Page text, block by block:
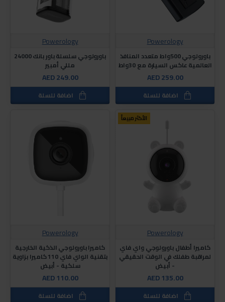
Powerology
باورولوجي 500واط متعدد المنافذ
العالمية عاكس السيارة مع 30واط
AED 259.00
اضافة للسلة
Powerology
باورولوجي سلسلة باور بانك 24000
مللي أمبير
AED 249.00
اضافة للسلة
الأكثر مبيعاً
Powerology
كاميرا أطفال باورولوجي واي فاي
لمراقبة طفلك في الوقت الحقيقي
- أبيض
AED 135.00
اضافة للسلة
Powerology
كاميرا باورولوجي الذكية الخارجية
بتقنية الواي فاي 110 كاميرا بزاوية
سلكية - أبيض
AED 110.00
اضافة للسلة